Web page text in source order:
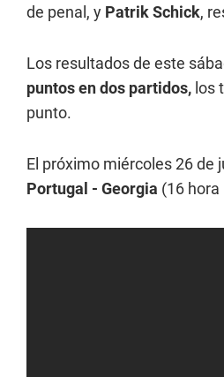
de penal, y Patrik Schick,
Los resultados de este
puntos en dos partidos, los
punto.
El próximo miércoles 26 de
Portugal - Georgia (16 hora